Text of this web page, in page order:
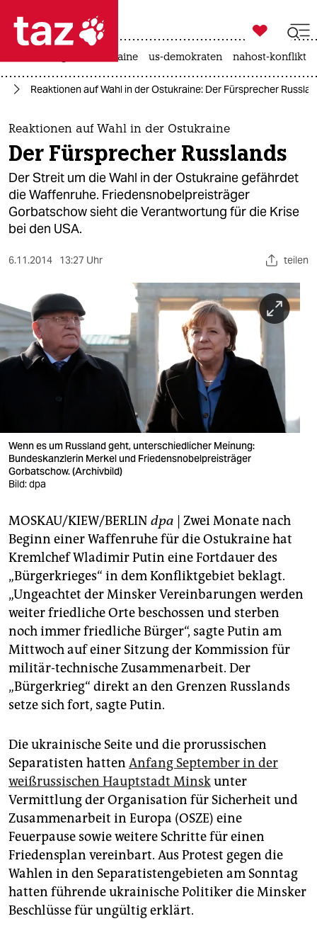
 taz zahl ich
taz zahl ich
themen
politik
öko
gesellschaft
kultur
berlin
nord
verlag
veranstaltungen
fragen & hilfe
unterstützen
abo
genossenschaft
epaper login

taz zahl ich
krieg in der ukraine us-demokraten nahost-konflikt
Reaktionen auf Wahl in der Ostukraine: Der Fürsprecher
Reaktionen auf Wahl in der Ostukraine
Der Fürsprecher Russlands
Der Streit um die Wahl in der Ostukraine gefährdet
die Waffenruhe. Friedensnobelpreisträger
Gorbatschow sieht die Verantwortung für die Krise
bei den USA.
6.11.2014 13:27 Uhr teilen
Wenn es um Russland geht, unterschiedlicher Meinung:
Bundeskanzlerin Merkel und Friedensnobelpreisträger
Gorbatschow. (Archivbild)
Bild: dpa
MOSKAU/KIEW/BERLIN dpa | Zwei Monate nach
Beginn einer Waffenruhe für die Ostukraine hat
Kremlchef Wladimir Putin eine Fortdauer des
„Bürgerkrieges“ in dem Konfliktgebiet beklagt.
„Ungeachtet der Minsker Vereinbarungen werden
weiter friedliche Orte beschossen und sterben
noch immer friedliche Bürger“, sagte Putin am
Mittwoch auf einer Sitzung der Kommission für
militär-technische Zusammenarbeit. Der
„Bürgerkrieg“ direkt an den Grenzen Russlands
setze sich fort, sagte Putin.
Die ukrainische Seite und die prorussischen
Separatisten hatten Anfang September in der
weißrussischen Hauptstadt Minskunter
Vermittlung der Organisation für Sicherheit und
Zusammenarbeit in Europa (OSZE) eine
Feuerpause sowie weitere Schritte für einen
Friedensplan vereinbart. Aus Protest gegen die
Wahlen in den Separatistengebieten am Sonntag
hatten führende ukrainische Politiker die Minsker
Beschlüsse für ungültig erklärt.